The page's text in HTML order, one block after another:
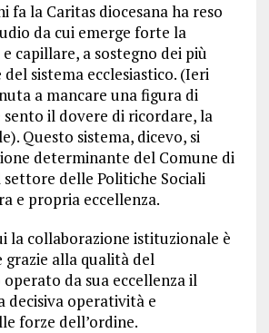
fa la Caritas diocesana ha reso
da cui emerge forte la
capillare, a sostegno dei più
sistema ecclesiastico. (Ieri
a mancare una figura di
il dovere di ricordare, la
Questo sistema, dicevo, si
determinante del Comune di
delle Politiche Sociali
e propria eccellenza.
la collaborazione istituzionale è
grazie alla qualità del
da sua eccellenza il
decisiva operatività e
forze dell’ordine.